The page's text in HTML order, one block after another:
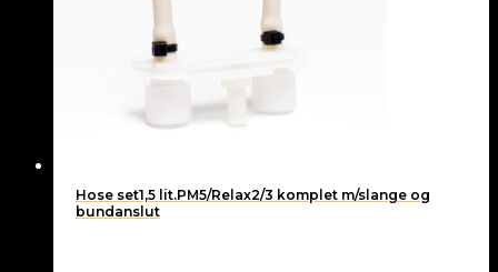
Hose set1,5 lit.PM5/Relax2/3 komplet m/slange og
bundanslut